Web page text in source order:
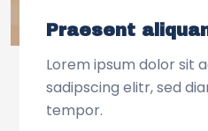
Praesent
Lorem ipsum dolor sit
sadipscing elitr, sed
tempor.